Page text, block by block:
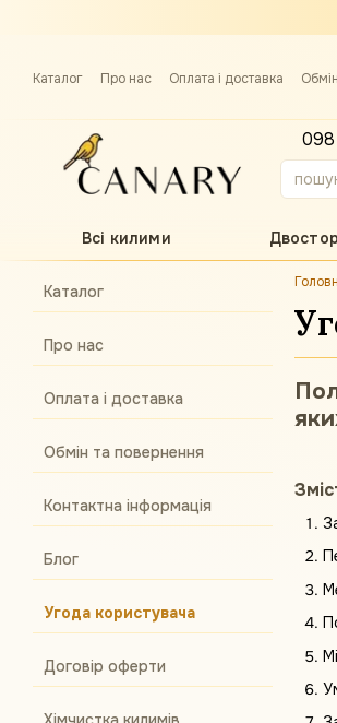
Каталог Про нас Оплата і доставка
098
Всі килими
Каталог
Про нас
Оплата і доставка
Обмін та повернення
Контактна інформація
Блог
Угода користувача
Договір оферти